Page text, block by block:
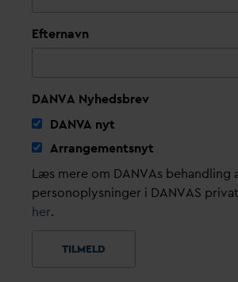
Efternavn
DANVA Nyhedsbrev
DANVA nyt
Arrangementsnyt
Læs mere om DANVAs behandling
personoplysninger i DANVAS
her.